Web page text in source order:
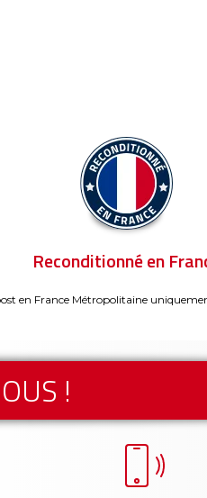
Reconditionné en
en France Métropolitaine
!